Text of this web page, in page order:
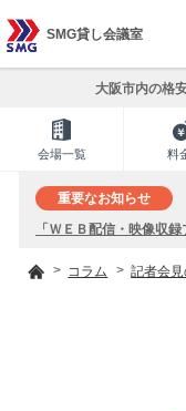
SMG貸し会議室
大阪市内の格
会場一覧 料
重要なお知らせ
「ＷＥＢ配信・映像収
コラム 記者会